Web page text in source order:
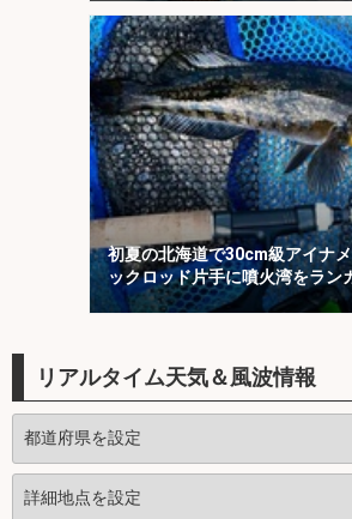
初夏の北海道で30cm級アイナ
ックロッド片手に噴火湾をラン
リアルタイム天気＆風波情報